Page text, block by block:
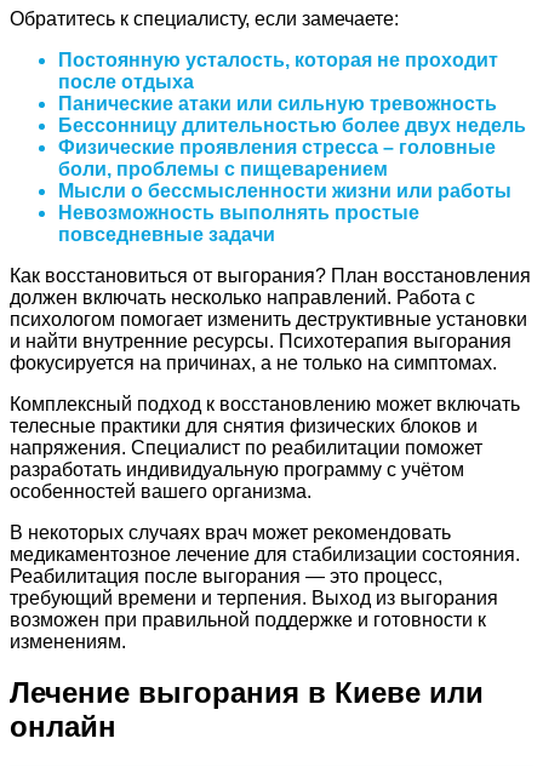
Обратитесь к специалисту, если замечаете:
Постоянную усталость, которая не проходит
после отдыха
Панические атаки или сильную тревожность
Бессонницу длительностью более двух недель
Физические проявления стресса – головные
боли, проблемы с пищеварением
Мысли о бессмысленности жизни или работы
Невозможность выполнять простые
повседневные задачи
Как восстановиться от выгорания? План восстановления
должен включать несколько направлений. Работа с
психологом помогает изменить деструктивные установки
и найти внутренние ресурсы. Психотерапия выгорания
фокусируется на причинах, а не только на симптомах.
Комплексный подход к восстановлению может включать
телесные практики для снятия физических блоков и
напряжения. Специалист по реабилитации поможет
разработать индивидуальную программу с учётом
особенностей вашего организма.
В некоторых случаях врач может рекомендовать
медикаментозное лечение для стабилизации состояния.
Реабилитация после выгорания — это процесс,
требующий времени и терпения. Выход из выгорания
возможен при правильной поддержке и готовности к
изменениям.
Лечение выгорания в Киеве или
онлайн